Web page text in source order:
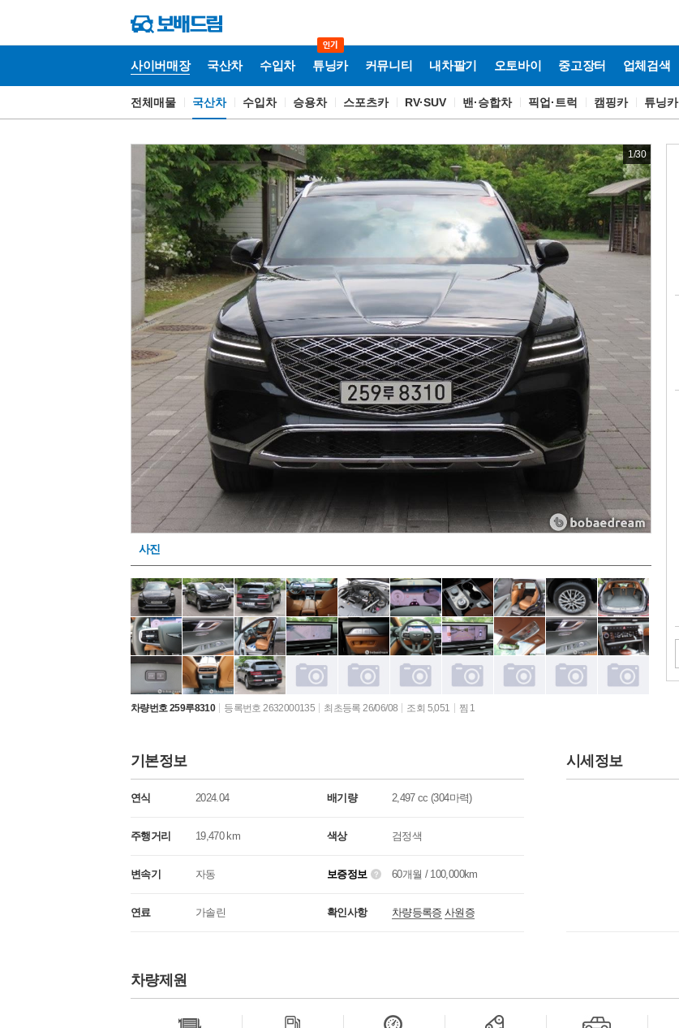
사이버매장 국산차 수입차 튜닝카 커뮤니티 내차팔기 오토바이 중고장터 업체검색
사
전체매물 국산차 수입차 승용차 스포츠카 RV·SUV 밴·승합차 픽업·트럭 캠핑카 튜닝카
1/30
사진
차량번호 259루8310 등록번호 2632000135 최초등록 26/06/08 조회 5,051 찜 1
기본정보
연식 2024.04 배기량 2,497 cc (304마력)
주행거리 19,470 km 색상 검정색
변속기 자동 보증정보 60개월 / 100,000km
연료 가솔린 확인사항 차량등록증 사원증
시세정보
차량제원